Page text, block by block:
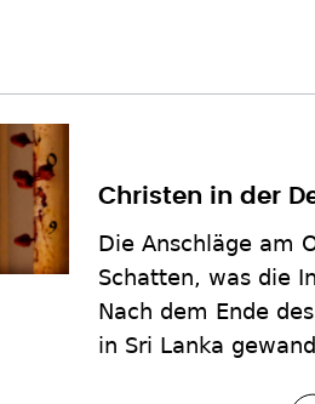
Christen in der
Die Anschläge am
Schatten, was die
Nach dem Ende
in Sri Lanka